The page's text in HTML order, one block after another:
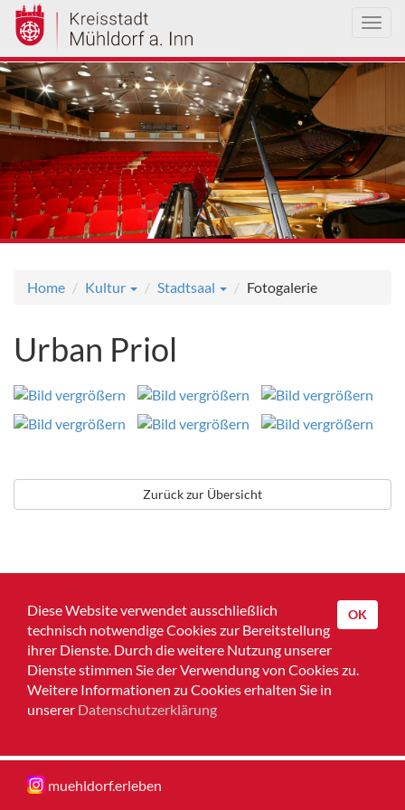
Direkt
zum
Inhalt
Home Kultur Stadtsaal Fotogalerie
Urban Priol
Zurück zur Übersicht
Home
Impressum
Datenschutz
muehldorf.erleben
OK
Diese Website verwendet ausschließlich
technisch notwendige Cookies zur Bereitstellung
ihrer Dienste. Durch die weitere Nutzung unserer
Dienste stimmen Sie der Verwendung von Cookies zu.
Weitere Informationen zu Cookies erhalten Sie in
unserer Datenschutzerklärung